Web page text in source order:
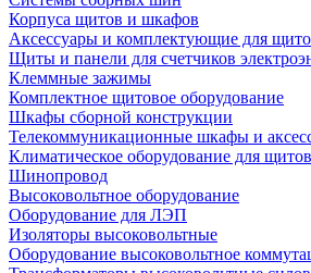
Корпуса щитов и шкафов
Аксессуары и комплектующие для
Щиты и панели для счетчиков
Клеммные зажимы
Комплектное щитовое оборудование
Шкафы сборной конструкции
Телекоммуникационные шкафы и
Климатическое оборудование для
Шинопровод
Высоковольтное оборудование
Оборудование для ЛЭП
Изоляторы высоковольтные
Оборудование высоковольтное